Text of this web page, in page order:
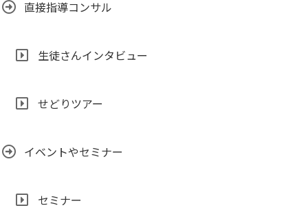
直接指導コンサル
生徒さんインタビュー
せどりツアー
イベントやセミナー
セミナー